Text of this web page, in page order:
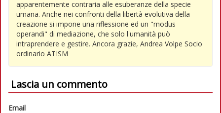
apparentemente contraria alle esuberanze della specie
umana. Anche nei confronti della libertà evolutiva della
creazione si impone una riflessione ed un "modus
operandi" di mediazione, che solo l'umanità può
intraprendere e gestire. Ancora grazie, Andrea Volpe Socio
ordinario ATISM
Lascia un commento
Email